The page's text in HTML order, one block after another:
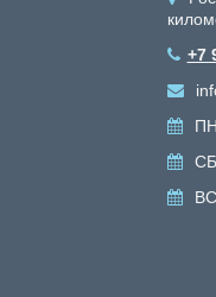
+7